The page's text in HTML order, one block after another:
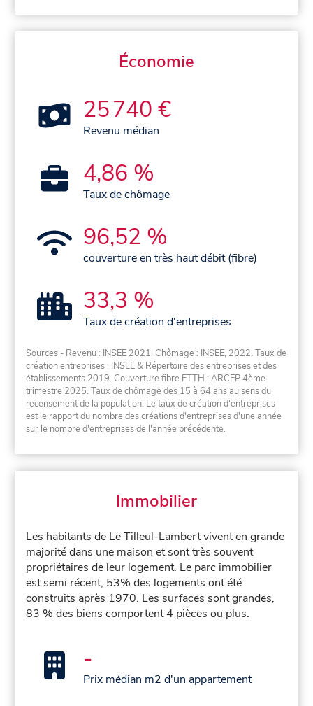
Économie
25 740 €
Revenu médian
4,86 %
Taux de chômage
96,52 %
couverture en très haut débit (fibre)
33,3 %
Taux de création d'entreprises
Sources - Revenu : INSEE 2021, Chômage : INSEE, 2022. Taux de
création entreprises : INSEE & Répertoire des entreprises et des
établissements 2019. Couverture fibre FTTH : ARCEP 4ème
trimestre 2025. Taux de chômage des 15 à 64 ans au sens du
recensement de la population. Le taux de création d'entreprises
est le rapport du nombre des créations d'entreprises d'une année
sur le nombre d'entreprises de l'année précédente.
Immobilier
Les habitants de Le Tilleul-Lambert vivent en grande
majorité dans une maison et sont très souvent
propriétaires de leur logement. Le parc immobilier
est semi récent, 53% des logements ont été
construits après 1970. Les surfaces sont grandes,
83 % des biens comportent 4 pièces ou plus.
-
Prix médian m2 d'un appartement